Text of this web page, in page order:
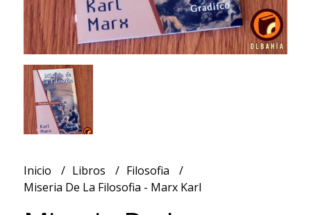
Inicio Libros
Filosofia
Miseria De La Filosofia - Marx Karl